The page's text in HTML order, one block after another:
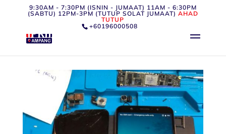
9:30AM - 7:30PM (ISNIN - JUMAAT) 11AM - 6:30PM
(SABTU) 12PM-3PM (TUTUP SOLAT JUMAAT) AHAD
TUTUP
+60196000508